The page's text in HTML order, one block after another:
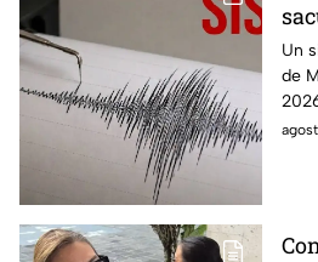
Un
de